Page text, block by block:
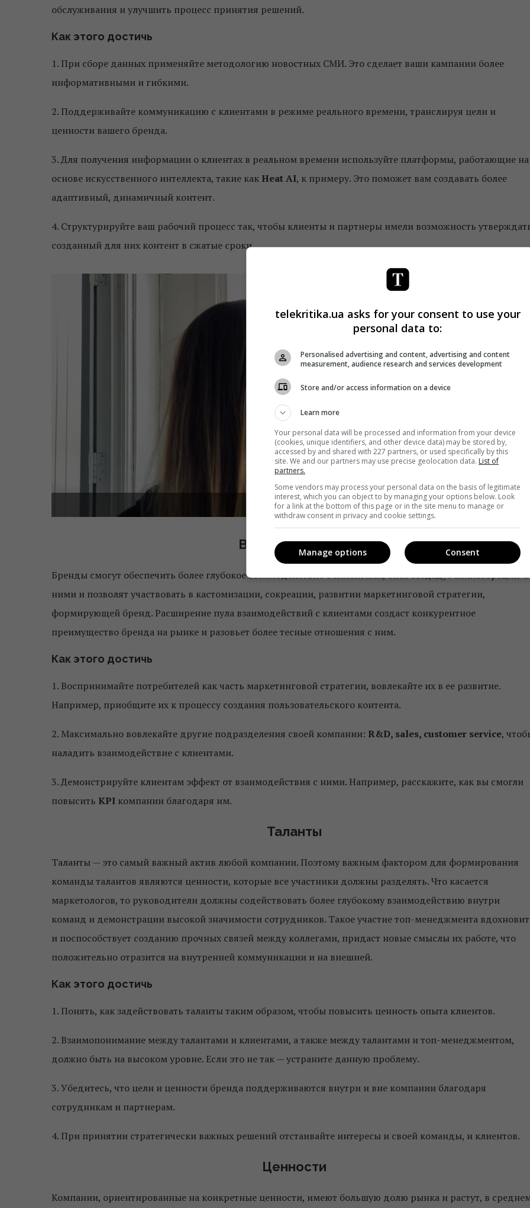
обслуживания и улучшить процесс принятия решений.
Как этого достичь
1. При сборе данных применяйте методологию новостных СМИ. Это сделает ваши кампании более
информативными и гибкими.
2. Поддерживайте коммуникацию с клиентами в режиме реального времени, транслируя цели и
ценности вашего бренда.
3. Для получения информации о клиентах в реальном времени используйте платформы, работающие на
основе искусственного интеллекта, такие как Heat AI, к примеру. Это поможет вам создавать более
адаптивный, динамичный контент.
4. Структурируйте ваш рабочий процесс так, чтобы клиенты и партнеры имели возможность
созданный для них контент в сжатые сроки.
Unsplash.com
Взаимодействие
Бренды смогут обеспечить более глубокое взаимодействие с клиентами, если создадут коллаборацию с
ними и позволят участвовать в кастомизации, сокреации, развитии маркетинговой стратегии,
формирующей бренд. Расширение пула взаимодействий с клиентами создаст конкурентное
преимущество бренда на рынке и разовьет более тесные отношения с ним.
Как этого достичь
1. Воспринимайте потребителей как часть маркетинговой стратегии, вовлекайте их в ее развитие.
Например, приобщите их к процессу создания пользовательского контента.
2. Максимально вовлекайте другие подразделения своей компании: R&D, sales, customer service,
наладить взаимодействие с клиентами.
3. Демонстрируйте клиентам эффект от взаимодействия с ними. Например, расскажите, как вы смогли
повысить KPI компании благодаря им.
Таланты
Таланты — это самый важный актив любой компании. Поэтому важным фактором для формирования
команды талантов являются ценности, которые все участники должны разделять. Что касается
маркетологов, то руководители должны содействовать более глубокому взаимодействию внутри
команд и демонстрации высокой значимости сотрудников. Такое участие топ-менеджмента вдохновит
и поспособствует созданию прочных связей между коллегами, придаст новые смыслы их работе, что
положительно отразится на внутренней коммуникации и на внешней.
Как этого достичь
1. Понять, как задействовать таланты таким образом, чтобы повысить ценность опыта клиентов.
2. Взаимопонимание между талантами и клиентами, а также между талантами и топ-менеджментом,
должно быть на высоком уровне. Если это не так — устраните данную проблему.
3. Убедитесь, что цели и ценности бренда поддерживаются внутри и вне компании благодаря
сотрудникам и партнерам.
4. При принятии стратегически важных решений отстаивайте интересы и своей команды, и клиентов.
Ценности
Компании, ориентированные на конкретные ценности, имеют большую долю рынка и растут, в
telekritika.ua asks for your consent to use your
personal data to:
Personalised advertising and content, advertising and content
measurement, audience research and services development
Store and/or access information on a device
Learn more
Your personal data will be processed and information from your device
(cookies, unique identifiers, and other device data) may be stored by,
accessed by and shared with 227 partners, or used specifically by this
site. We and our partners may use precise geolocation data. List of
partners.
Some vendors may process your personal data on the basis of legitimate
interest, which you can object to by managing your options below. Look
for a link at the bottom of this page or in the site menu to manage or
withdraw consent in privacy and cookie settings.
Consent
Manage options